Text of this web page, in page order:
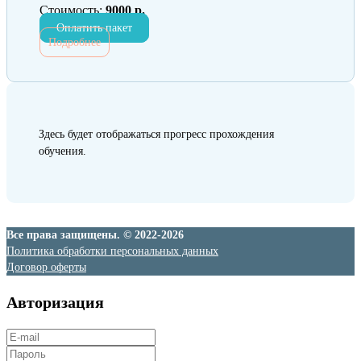
Стоимость: 9000 р.
Оплатить пакет
Подробнее
Здесь будет отображаться прогресс прохождения
обучения.
Все права защищены. © 2022-2026
Политика обработки персональных данных
Договор оферты
Авторизация